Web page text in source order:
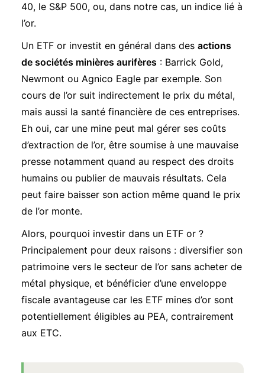
40, le S&P 500, ou, dans notre cas, un indice lié à
l’or.
Un ETF or investit en général dans des actions
de sociétés minières aurifères : Barrick Gold,
Newmont ou Agnico Eagle par exemple. Son
cours de l’or suit indirectement le prix du métal,
mais aussi la santé financière de ces entreprises.
Eh oui, car une mine peut mal gérer ses coûts
d’extraction de l’or, être soumise à une mauvaise
presse notamment quand au respect des droits
humains ou publier de mauvais résultats. Cela
peut faire baisser son action même quand le prix
de l’or monte.
Alors, pourquoi investir dans un ETF or ?
Principalement pour deux raisons : diversifier son
patrimoine vers le secteur de l’or sans acheter de
métal physique, et bénéficier d’une enveloppe
fiscale avantageuse car les ETF mines d’or sont
potentiellement éligibles au PEA, contrairement
aux ETC.